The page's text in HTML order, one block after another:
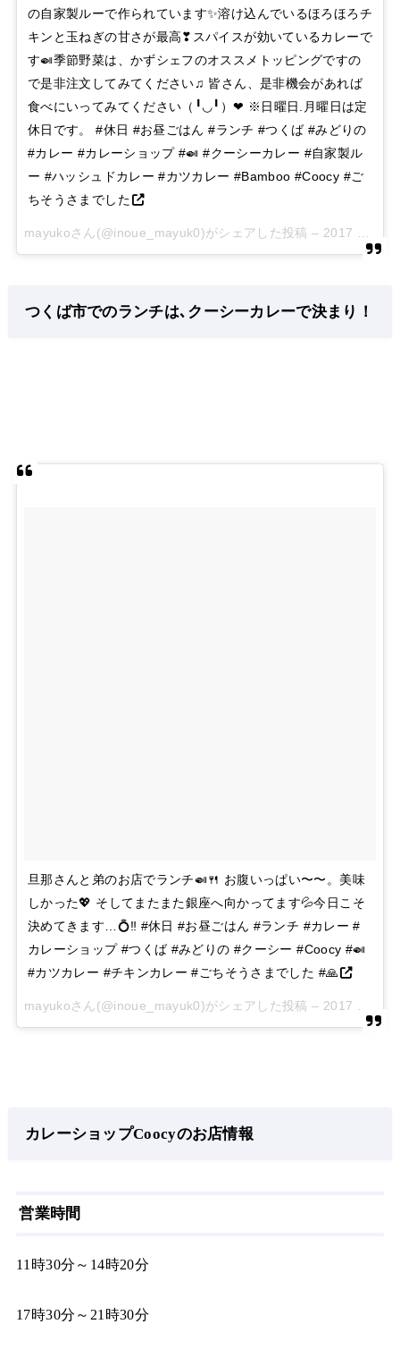
の自家製ルーで作られています✨溶け込んでいるほろほろチ
キンと玉ねぎの甘さが最高❣スパイスが効いているカレーで
す🍛季節野菜は、かずシェフのオススメトッピングですの
で是非注文してみてください♫ 皆さん、是非機会があれば
食べにいってみてください（╹◡╹）❤ ※日曜日.月曜日は定
休日です。 #休日 #お昼ごはん #ランチ #つくば #みどりの
#カレー #カレーショップ #🍛 #クーシーカレー #自家製ル
ー #ハッシュドカレー #カツカレー #Bamboo #Coocy #ご
ちそうさまでした
mayukoさん(@inoue_mayuk0)がシェアした投稿 – 2017 9月 20 11:06午後 PDT
つくば市でのランチは､クーシーカレーで決まり！
旦那さんと弟のお店でランチ🍛🍴 お腹いっぱい〜〜。美味
しかった💖 そしてまたまた銀座へ向かってます💦今日こそ
決めてきます…💍‼ #休日 #お昼ごはん #ランチ #カレー #
カレーショップ #つくば #みどりの #クーシー #Coocy #🍛
#カツカレー #チキンカレー #ごちそうさまでした #🙏
mayukoさん(@inoue_mayuk0)がシェアした投稿 – 2017 9月 27 11:50午後 PDT
カレーショップCoocyのお店情報
営業時間
11時30分～14時20分
17時30分～21時30分